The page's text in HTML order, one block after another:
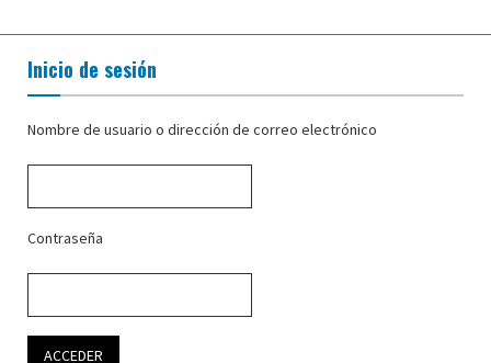
Inicio de sesión
Nombre de usuario o dirección de correo electrónico
Contraseña